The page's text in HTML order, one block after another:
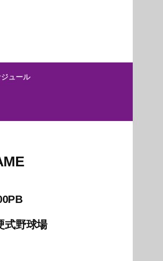
ジュール
式野球場